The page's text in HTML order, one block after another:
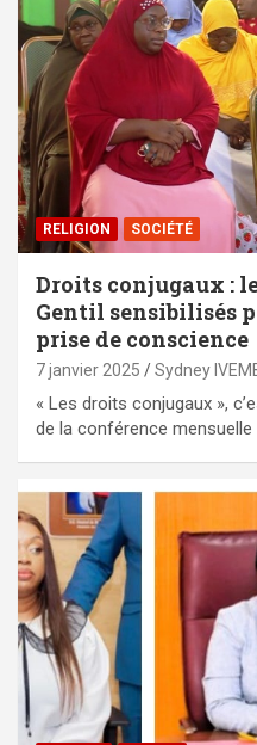
RELIGION SOCIÉTÉ
Droits conjugaux :
Gentil sensibilisés
prise de conscience
7 janvier 2025 Sydney
« Les droits conjugaux »,
de la conférence